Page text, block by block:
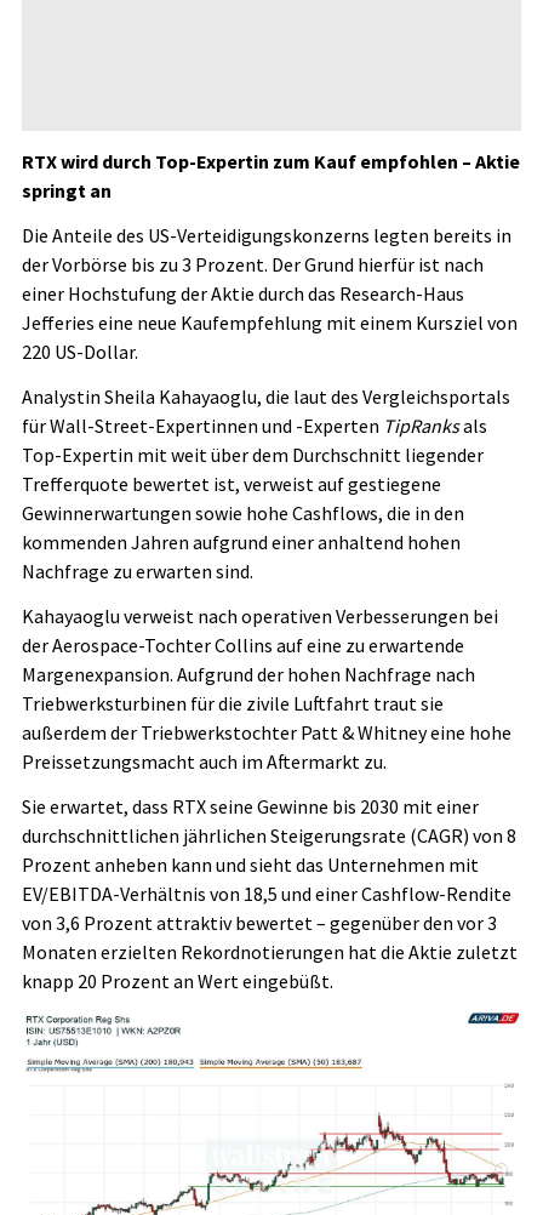
RTX wird durch Top-Expertin zum Kauf empfohlen – Aktie
springt an
Die Anteile des US-Verteidigungskonzerns legten bereits in
der Vorbörse bis zu 3 Prozent. Der Grund hierfür ist nach
einer Hochstufung der Aktie durch das Research-Haus
Jefferies eine neue Kaufempfehlung mit einem Kursziel von
220 US-Dollar.
Analystin Sheila Kahayaoglu, die laut des Vergleichsportals
für Wall-Street-Expertinnen und -Experten TipRanksals
Top-Expertin mit weit über dem Durchschnitt liegender
Trefferquote bewertet ist, verweist auf gestiegene
Gewinnerwartungen sowie hohe Cashflows, die in den
kommenden Jahren aufgrund einer anhaltend hohen
Nachfrage zu erwarten sind.
Kahayaoglu verweist nach operativen Verbesserungen bei
der Aerospace-Tochter Collins auf eine zu erwartende
Margenexpansion. Aufgrund der hohen Nachfrage nach
Triebwerksturbinen für die zivile Luftfahrt traut sie
außerdem der Triebwerkstochter Patt & Whitney eine hohe
Preissetzungsmacht auch im Aftermarkt zu.
Sie erwartet, dass RTX seine Gewinne bis 2030 mit einer
durchschnittlichen jährlichen Steigerungsrate (CAGR) von 8
Prozent anheben kann und sieht das Unternehmen mit
EV/EBITDA-Verhältnis von 18,5 und einer Cashflow-Rendite
von 3,6 Prozent attraktiv bewertet – gegenüber den vor 3
Monaten erzielten Rekordnotierungen hat die Aktie zuletzt
knapp 20 Prozent an Wert eingebüßt.